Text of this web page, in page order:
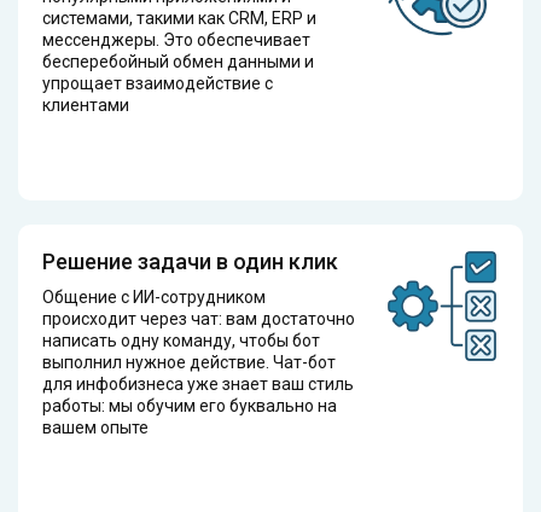
системами, такими как CRM, ERP и
мессенджеры. Это обеспечивает
бесперебойный обмен данными и
упрощает взаимодействие с
клиентами
Решение задачи в один клик
Общение с ИИ-сотрудником
происходит через чат: вам достаточно
написать одну команду, чтобы бот
выполнил нужное действие. Чат-бот
для инфобизнеса уже знает ваш стиль
работы: мы обучим его буквально на
вашем опыте